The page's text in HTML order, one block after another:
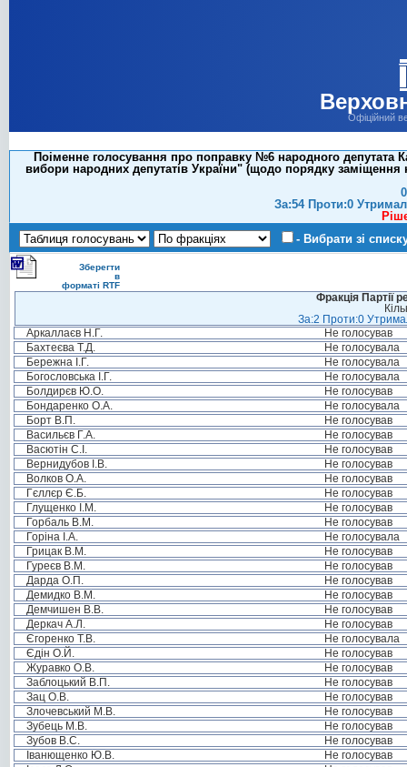
Офіційний
Поіменне голосування про поправку №6 народного депутата
вибори народних депутатів України" (щодо порядку
За:54 Проти:0
- Вибрати зі
Зберегти
в
форматі RTF
Фракція Партії
За:2 Проти:0
Аркаллаєв Н.Г.
Не голосував
Бахтеєва Т.Д.
Не голосувала
Бережна І.Г.
Не голосувала
Богословська І.Г.
Не голосувала
Болдирєв Ю.О.
Не голосував
Бондаренко О.А.
Не голосувала
Борт В.П.
Не голосував
Васильєв Г.А.
Не голосував
Васютін С.І.
Не голосував
Вернидубов І.В.
Не голосував
Волков О.А.
Не голосував
Гєллєр Є.Б.
Не голосував
Глущенко І.М.
Не голосував
Горбаль В.М.
Не голосував
Горіна І.А.
Не голосувала
Грицак В.М.
Не голосував
Гуреєв В.М.
Не голосував
Дарда О.П.
Не голосував
Демидко В.М.
Не голосував
Демчишен В.В.
Не голосував
Деркач А.Л.
Не голосував
Єгоренко Т.В.
Не голосувала
Єдін О.Й.
Не голосував
Журавко О.В.
Не голосував
Заблоцький В.П.
Не голосував
Зац О.В.
Не голосував
Злочевський М.В.
Не голосував
Зубець М.В.
Не голосував
Зубов В.С.
Не голосував
Іванющенко Ю.В.
Не голосував